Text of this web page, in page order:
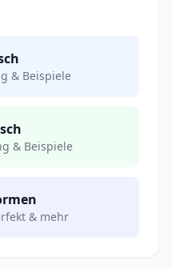
& Beispiele
& Beispiele
& mehr